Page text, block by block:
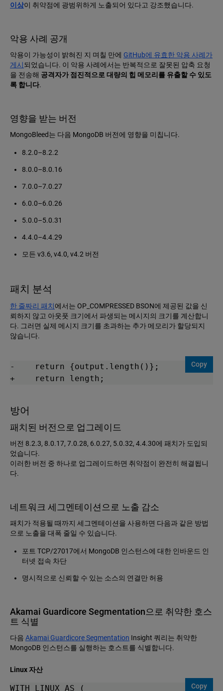
이상이 취약점에 광범위하게 노출되어 있다고 강조했습니다.
악용 사례 공개
악용이 가능성이 밝혀진 지 며칠 만에 GitHub에 유효한 악용 사례가
게시되었습니다. 이 악용 사례에서는 반복적으로 잘못된 압축 요청
을 전송해 공격자가 점진적으로 대량의 힙 메모리를 유출할 수 있도
록 합니다.
영향을 받는 버전
MongoBleed는 다음 MongoDB 버전에 영향을 미칩니다.
8.2.0–8.2.2
8.0.0–8.0.16
7.0.0–7.0.27
6.0.0–6.0.26
5.0.0–5.0.31
4.4.0–4.4.29
모든 v3.6, v4.0, v4.2 버전
패치 분석
한 줄짜리 패치에서는 OP_COMPRESSED BSON에 제공된 값을 신
뢰하지 않고 아웃풋 크기에서 파생되는 메시지의 크기를 계산합니
다. 그러면 실제 메시지 크기를 초과하는 추가 메모리가 할당되지
않습니다.
-    return {output.length()};
+    return length;
Copy
방어
패치된 버전으로 업그레이드
버전 8.2.3, 8.0.17, 7.0.28, 6.0.27, 5.0.32, 4.4.30에 패치가 도입되
었습니다.
이러한 버전 중 하나로 업그레이드하면 취약점이 완전히 해결됩니
다.
네트워크 세그멘테이션으로 노출 감소
패치가 적용될 때까지 세그멘테이션을 사용하면 다음과 같은 방법
으로 노출을 대폭 줄일 수 있습니다.
포트 TCP/27017에서 MongoDB 인스턴스에 대한 인바운드 인
터넷 접속 차단
명시적으로 신뢰할 수 있는 소스의 연결만 허용
Akamai Guardicore Segmentation으로 취약한 호스
트 식별
다음 Akamai Guardicore Segmentation Insight 쿼리는 취약한
MongoDB 인스턴스를 실행하는 호스트를 식별합니다.
Linux 자산
WITH LINUX AS (
Copy